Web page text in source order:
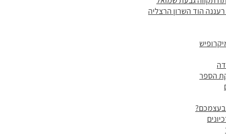
הוד השרון הרצליה
הספר
בעצמכם?